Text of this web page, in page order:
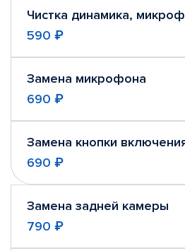
Чистка динамика,
590 ₽
Замена микрофона
690 ₽
Замена кнопки
690 ₽
Замена задней камеры
790 ₽